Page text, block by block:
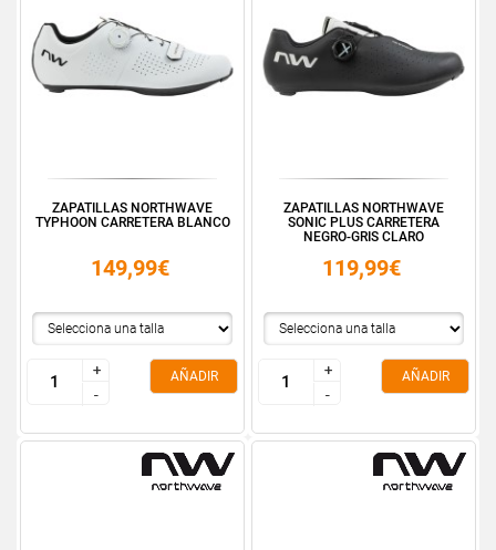
ZAPATILLAS NORTHWAVE
TYPHOON CARRETERA BLANCO
149,99€
+
-
+
-
AÑADIR
ZAPATILLAS NORTHWAVE
SONIC PLUS CARRETERA
NEGRO-GRIS CLARO
119,99€
+
-
+
-
AÑADIR